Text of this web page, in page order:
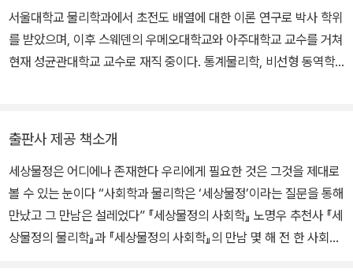
..........
많은 연결망은 잣대가 없어서, 소수지만 엄청난 수의 친구를 가진 마
망설이지 않고 해당 제품을 사는 것을 보면 알 수 있다.
잣대 없는 연결망의 줏대 없는 구성원들이여, 이제 친구가 리트윗한
이야기도 쉽게 믿지 말길 바란다. 염치 없는 국정원 직원이 퍼뜨린 소
문일 수 있다. 아니면 트위터의 그 친구가 진짜 내 친구가 아닐지도 모
그 ‘전문가 바보’는 절대 외견상 ‘바보’처럼 보이지 않는다. 사실상 바
보에 가까운 그 사람은 어디로 보나 빈틈없는 ‘전문가’처럼 보인다. 한
분과학문의 낙제생이 ‘전문가 바보’로 변신하지 않는다. 오히려 각 분
합은 분과학문을 단순히 병렬한다고 이뤄지지 않는다. 물리학 전공인
학생에게 사회학을 필수과목으로 억지로 배우게 한다고 융합적 인재
가 만들어지는 것도 아니다. 융합이란 물리학도 알고 사회학도 알고
심지어 철학과 문학까지 한 인물이 다 알아야 함을 의미하지 않는다.
그런 통합이 가능했던 시대는 이미 지나갔다.
서울대학교 물리학과에서 초전도 배열에 대한 이론 연구로 박사 학위
를 받았으며, 이후 스웨덴의 우메오대학교와 아주대학교 교수를 거쳐
현재 성균관대학교 교수로 재직 중이다. 통계물리학, 비선형 동역학,
현상을 설명하려는 연구를 시도하고 있다. 저서《세상물정의 물리학》
(2015)으로 제56회 한국출판문화상(저술-교양 부문)을 수상했으며
<한겨레신문> <한국 스켑틱> <머니 S> <조선일보> <문화일보>
<과학동아> <크로스로드> <주간동아> 등 다양한 매체에 칼럼을 연
재해 물리학의 대중화를 위해 노력하고 있다.
출판사 제공 책소개
세상물정은 어디에나 존재한다 우리에게 필요한 것은 그것을 제대로
볼 수 있는 눈이다 “사회학과 물리학은 ‘세상물정’이라는 질문을 통해
만났고 그 만남은 설레었다” 『세상물정의 사회학』 노명우 추천사 『세
상물정의 물리학』과 『세상물정의 사회학』의 만남 몇 해 전 한 사회학